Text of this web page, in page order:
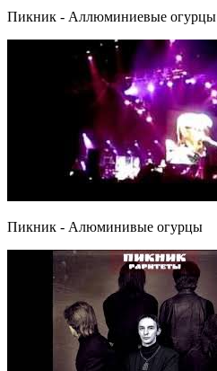
Пикник - Аллюминиевые огурцы
Пикник - Алюминивые огурцы